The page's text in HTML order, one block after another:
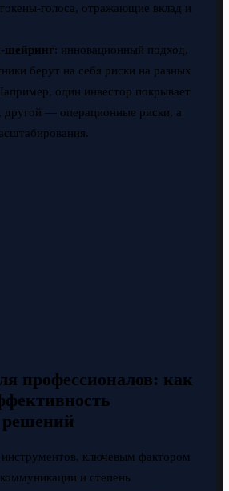
голоса, отражающие вклад и
шейринг: инновационный подход,
берут на себя риски на разных
один инвестор покрывает
другой — операционные риски, а
профессионалов: как
решений
ключевым фактором
коммуникации и степень